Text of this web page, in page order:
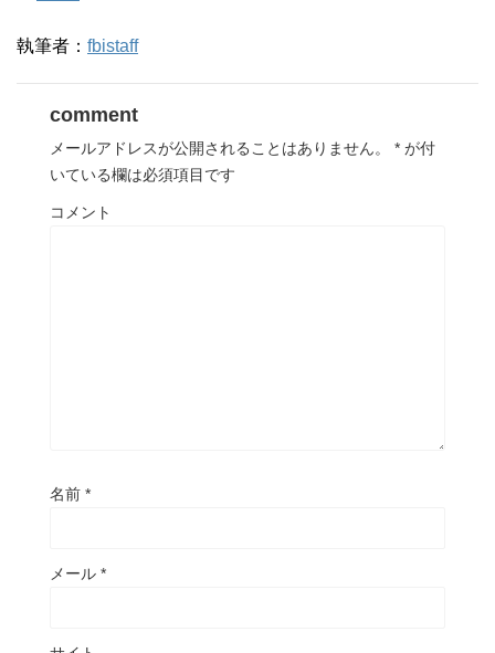
執筆者： fbistaff
comment
メールアドレスが公開されることはありません。 * が付
いている欄は必須項目です
コメント
名前 *
メール *